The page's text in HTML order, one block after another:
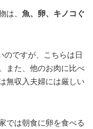
、 魚、卵、キノコぐ
のですが、こちらは日
また、他のお肉に比べ
無収入夫婦には厳しい
では朝食に卵を食べる